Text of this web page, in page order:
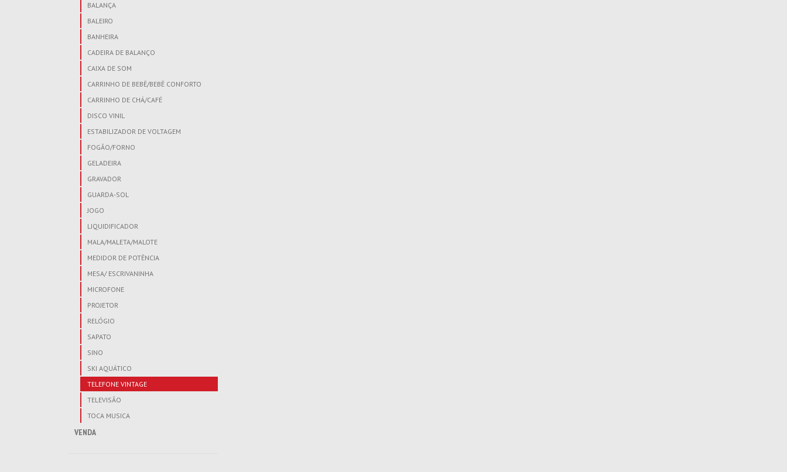
BALANÇA
BALEIRO
BANHEIRA
CADEIRA DE BALANÇO
CAIXA DE SOM
CARRINHO DE BEBÊ/BEBÊ CONFORTO
CARRINHO DE CHÁ/CAFÉ
DISCO VINIL
ESTABILIZADOR DE VOLTAGEM
FOGÃO/FORNO
GELADEIRA
GRAVADOR
GUARDA-SOL
JOGO
LIQUIDIFICADOR
MALA/MALETA/MALOTE
MEDIDOR DE POTÊNCIA
MESA/ ESCRIVANINHA
MICROFONE
PROJETOR
RELÓGIO
SAPATO
SINO
SKI AQUÁTICO
TELEFONE VINTAGE
TELEVISÃO
TOCA MUSICA
VENDA